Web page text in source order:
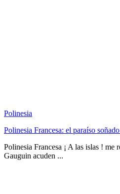
Polinesia
Polinesia Francesa: el paraíso
Polinesia Francesa ¡ A las islas ! me
Gauguin acuden ...